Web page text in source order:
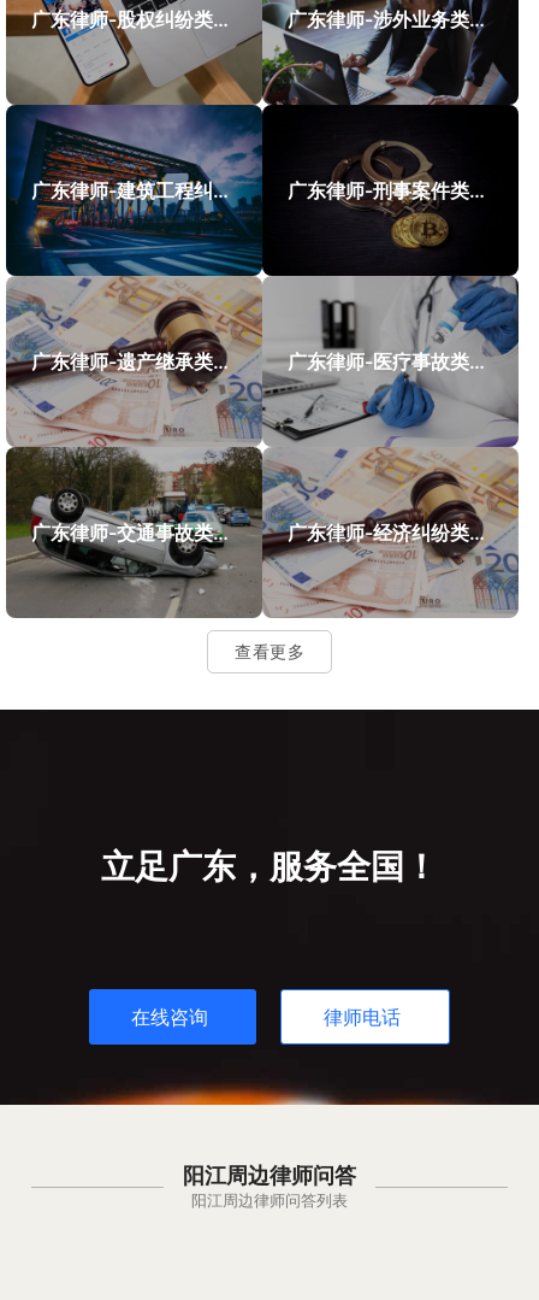
广东律师-股权纠纷类案件案例 广东律师-涉外业务类案件案例
广东律师-建筑工程纠纷类案件案例 广东律师-刑事案件类案例
广东律师-遗产继承类案件案例 广东律师-医疗事故类案件案例
广东律师-交通事故类案件案例 广东律师-经济纠纷类案件案例
查看更多
立足广东，服务全国！
在线咨询 律师电话
阳江周边律师问答
阳江周边律师问答列表